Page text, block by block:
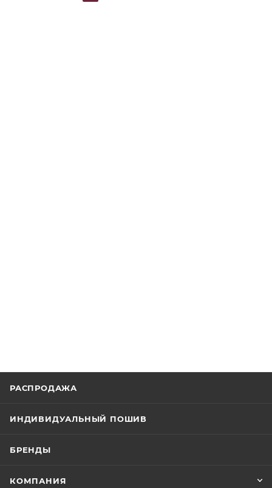
РАСПРОДАЖА
ИНДИВИДУАЛЬНЫЙ ПОШИВ
БРЕНДЫ
КОМПАНИЯ